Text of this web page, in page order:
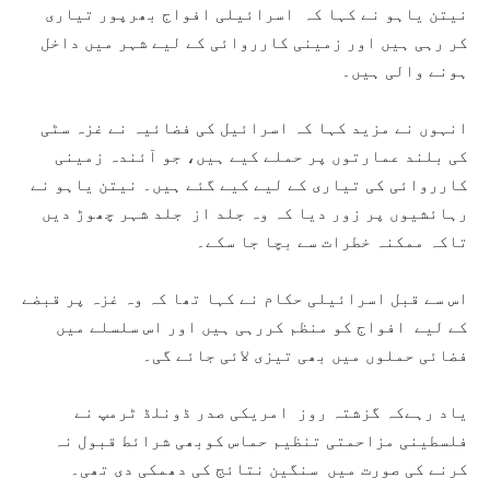
نیتن یاہو نے کہا کہ اسرائیلی افواج بھرپور تیاری
کر رہی ہیں اور زمینی کارروائی کے لیے شہر میں داخل
ہونے والی ہیں۔
انہوں نے مزید کہا کہ اسرائیل کی فضائیہ نے غزہ سٹی
کی بلند عمارتوں پر حملے کیے ہیں، جو آئندہ زمینی
کارروائی کی تیاری کے لیے کیے گئے ہیں۔ نیتن یاہو نے
رہائشیوں پر زور دیا کہ وہ جلد از جلد شہر چھوڑ دیں
تاکہ ممکنہ خطرات سے بچا جا سکے۔
اس سے قبل اسرائیلی حکام نے کہا تھا کہ وہ غزہ پر قبضے
کے لیے افواج کو منظم کررہی ہیں اور اس سلسلے میں
فضائی حملوں میں بھی تیزی لائی جائے گی۔
یاد رہےکہ گزشتہ روز امریکی صدر ڈونلڈ ٹرمپ نے
فلسطینی مزاحمتی تنظیم حماس کوبھی شرائط قبول نہ
کرنے کی صورت میں سنگین نتائج کی دھمکی دی تھی۔